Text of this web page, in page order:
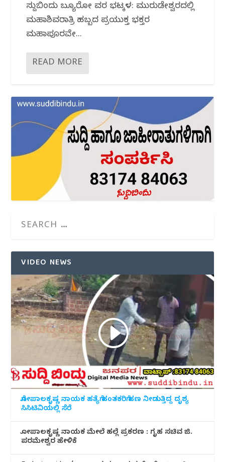
ಸುದ್ದಿಬಿಂದು ಬ್ಯೂರೋ ವರದಿ ಭಟ್ಕಳ: ಮುರುಡೇಶ್ವರದಲ್ಲಿ
ಮಹಾಶಿವರಾತ್ರಿ ಹಬ್ಬದ ಪ್ರಯುಕ್ತ ಭಕ್ತರ
ಮಹಾಪೂರವೇ...
READ MORE
VIDEO NEWS
ಗೋಪಾಲಕೃಷ್ಣ ನಾಯಕ ಹತ್ಯೆಗೆ ಹಂತಕರಿಗೆ ಹಣ ನೀಡುತ್ತಿದ್ದ ದೃಶ್ಯ
ಸಿಸಿಟಿವಿಯಲ್ಲಿ ಸೆರೆ
ಗೋಪಾಲಕೃಷ್ಣ ನಾಯಕ ಮೇಲೆ ಹಲ್ಲೆ ಪ್ರಕರಣ : ಗೃಹ ಸಚಿವ ಜಿ.
ಪರಮೇಶ್ವರ ಹೇಳಿಕೆ